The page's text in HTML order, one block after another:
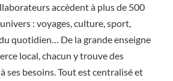
accèdent à plus de 500
: voyages, culture, sport,
quotidien… De la grande enseigne
local, chacun y trouve des
ses besoins. Tout est centralisé et